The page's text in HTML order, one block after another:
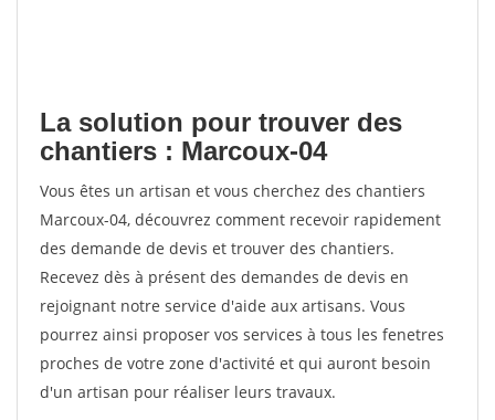
La solution pour trouver des
chantiers : Marcoux-04
Vous êtes un artisan et vous cherchez des chantiers
Marcoux-04, découvrez comment recevoir rapidement
des demande de devis et trouver des chantiers.
Recevez dès à présent des demandes de devis en
rejoignant notre service d'aide aux artisans. Vous
pourrez ainsi proposer vos services à tous les fenetres
proches de votre zone d'activité et qui auront besoin
d'un artisan pour réaliser leurs travaux.